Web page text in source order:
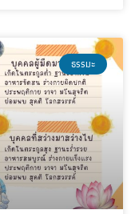
ธรรมะ